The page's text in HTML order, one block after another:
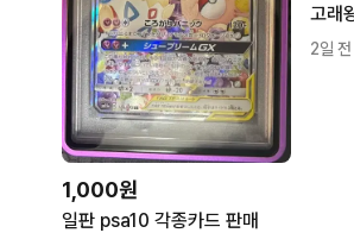
1,000원
일판 psa10 각종카드 판매
2일 전